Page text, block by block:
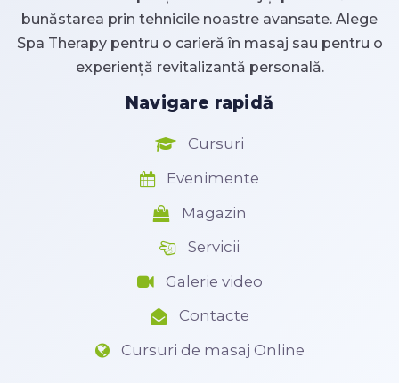
bunăstarea prin tehnicile noastre avansate. Alege
Spa Therapy pentru o carieră în masaj sau pentru o
experiență revitalizantă personală.
Navigare rapidă
Cursuri
Evenimente
Magazin
Servicii
Galerie video
Contacte
Cursuri de masaj Online